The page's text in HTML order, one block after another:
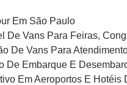
Em São Paulo
De Vans Para Feiras,
De Vans Para
De Embarque E
Em Aeroportos E Hotéis